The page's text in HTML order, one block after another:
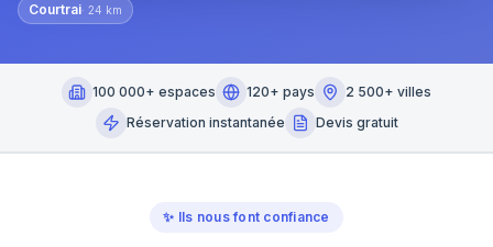
Courtrai· 24 km
100 000+ espaces 120+ pays
2 500+ villes
Réservation instantanée
Devis gratuit
✨ Ils nous font confiance